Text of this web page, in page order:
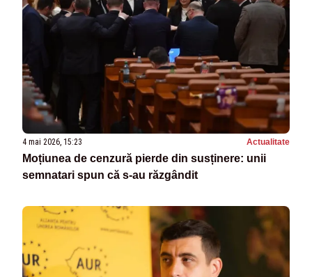
4 mai 2026, 15:23 Actualitate
Moțiunea de cenzură pierde din susținere: unii
semnatari spun că s-au răzgândit